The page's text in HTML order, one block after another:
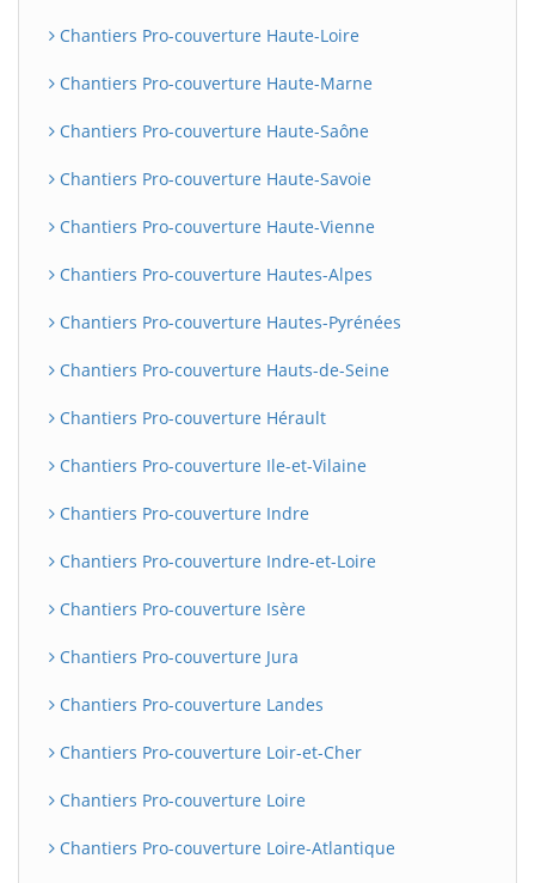
Chantiers Pro-couverture Haute-Loire
Chantiers Pro-couverture Haute-Marne
Chantiers Pro-couverture Haute-Saône
Chantiers Pro-couverture Haute-Savoie
Chantiers Pro-couverture Haute-Vienne
Chantiers Pro-couverture Hautes-Alpes
Chantiers Pro-couverture Hautes-Pyrénées
Chantiers Pro-couverture Hauts-de-Seine
Chantiers Pro-couverture Hérault
Chantiers Pro-couverture Ile-et-Vilaine
Chantiers Pro-couverture Indre
Chantiers Pro-couverture Indre-et-Loire
Chantiers Pro-couverture Isère
Chantiers Pro-couverture Jura
Chantiers Pro-couverture Landes
Chantiers Pro-couverture Loir-et-Cher
Chantiers Pro-couverture Loire
Chantiers Pro-couverture Loire-Atlantique